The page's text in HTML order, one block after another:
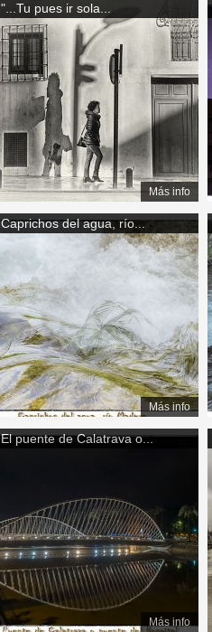
"...Tu pues ir sola...
Más info
Caprichos del agua, río...
Más info
El puente de Calatrava o...
Más info